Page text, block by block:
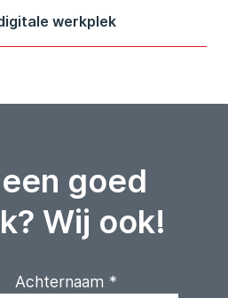
werkplek
goed
Wij ook!
Achternaam *